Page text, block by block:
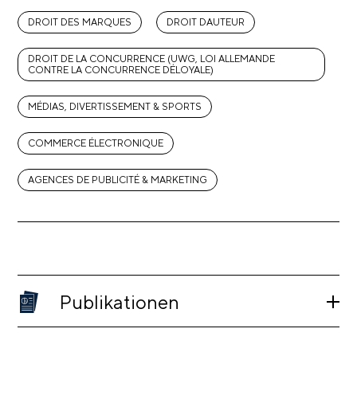
DROIT DES MARQUES DROIT DAUTEUR
DROIT DE LA CONCURRENCE (UWG, LOI ALLEMANDE
CONTRE LA CONCURRENCE DÉLOYALE)
MÉDIAS, DIVERTISSEMENT & SPORTS
COMMERCE ÉLECTRONIQUE
AGENCES DE PUBLICITÉ & MARKETING
Publikationen